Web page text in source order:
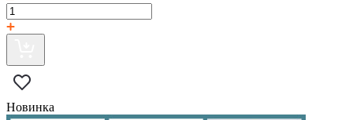
Новинка